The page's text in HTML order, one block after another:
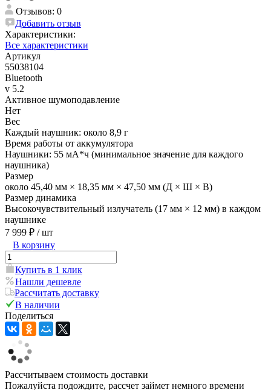
Отзывов: 0
Добавить отзыв
Характеристики:
Все характеристики
Артикул
55038104
Bluetooth
v 5.2
Активное шумоподавление
Нет
Вес
Каждый наушник: около 8,9 г
Время работы от аккумулятора
Наушники: 55 мА*ч (минимальное значение для каждого
наушника)
Размер
около 45,40 мм × 18,35 мм × 47,50 мм (Д × Ш × В)
Размер динамика
Высокочувствительный излучатель (17 мм × 12 мм) в каждом
наушнике
7 999 ₽ / шт
В корзину
Купить в 1 клик
Нашли дешевле
Рассчитать доставку
В наличии
Поделиться
Рассчитываем стоимость доставки
Пожалуйста подождите, рассчет займет немного времени